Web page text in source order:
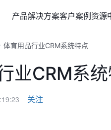
产品解决方案客户案例资源
体育用品行业CRM系统特点
业CRM系
关注